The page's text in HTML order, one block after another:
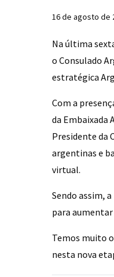
16 de agosto de
Na última
o Consulado
estratégica
Com a
da Embaixada
Presidente da
argentinas e
virtual.
Sendo assim,
para
Temos muito
nesta nova